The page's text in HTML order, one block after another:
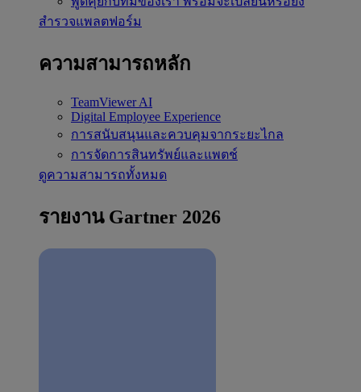
สำรวจแพลตฟอร์ม
ความสามารถหลัก
TeamViewer AI
Digital Employee Experience
การสนับสนุนและควบคุมจากระยะไกล
การจัดการสินทรัพย์และแพตช์
ดูความสามารถทั้งหมด
รายงาน Gartner 2026